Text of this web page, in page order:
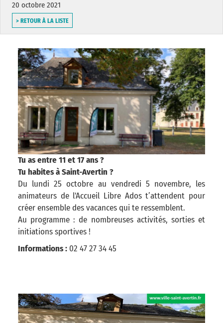
20 octobre 2021
> RETOUR À LA LISTE
Tu as entre 11 et 17 ans ?
Tu habites à Saint-Avertin ?
Du lundi 25 octobre au vendredi 5 novembre, les
animateurs de l'Accueil Libre Ados t’attendent pour
créer ensemble des vacances qui te ressemblent.
Au programme : de nombreuses activités, sorties et
initiations sportives !
Informations : 02 47 27 34 45